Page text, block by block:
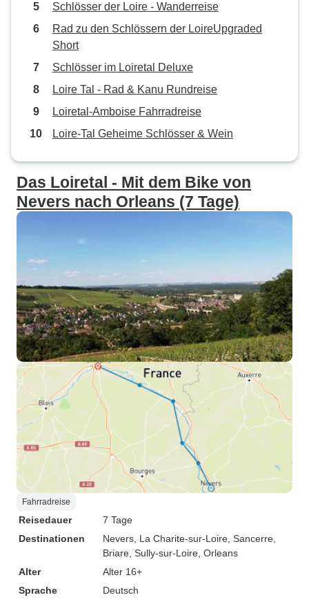
Schlösser der Loire - Wanderreise
Rad zu den Schlössern der LoireUpgraded
Short
Schlösser im Loiretal Deluxe
Loire Tal - Rad & Kanu Rundreise
Loiretal-Amboise Fahrradreise
Loire-Tal Geheime Schlösser & Wein
Das Loiretal - Mit dem Bike von
Nevers nach Orleans (7 Tage)
Fahrradreise
Reisedauer
7 Tage
Destinationen
Nevers , La Charite-sur-Loire , Sancerre
Briare , Sully-sur-Loire , Orleans
Alter
Alter 16+
Sprache
Deutsch